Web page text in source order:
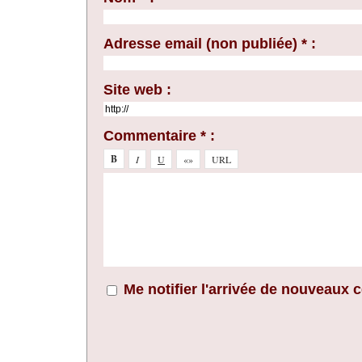
Adresse email (non publiée) * :
Site web :
Commentaire * :
Me notifier l'arrivée de nouveaux